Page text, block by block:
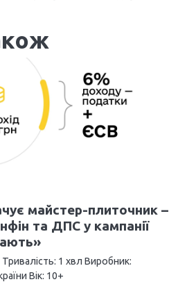
майстер-плиточник –
та ДПС у кампанії
1 хвл Виробник:
Вік: 10+